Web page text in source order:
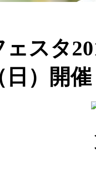
ェスタ
日）開催